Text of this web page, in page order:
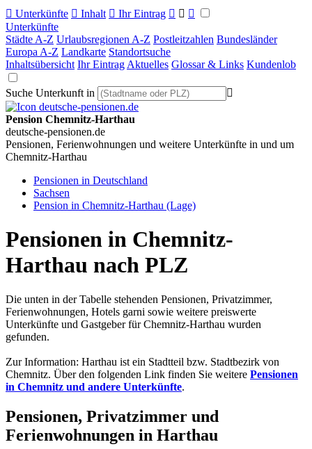
 Unterkünfte  Inhalt  Ihr Eintrag   
Unterkünfte
Städte A-Z Urlaubsregionen A-Z Postleitzahlen Bundesländer
Europa A-Z Landkarte Standortsuche
Inhaltsübersicht Ihr Eintrag Aktuelles Glossar & Links Kundenlob
Suche Unterkunft in 
Pension Chemnitz-Harthau
deutsche-pensionen.de
Pensionen, Ferienwohnungen und weitere Unterkünfte in und um
Chemnitz-Harthau
Pensionen in Deutschland
Sachsen
Pension in Chemnitz-Harthau (Lage)
Pensionen in Chemnitz-
Harthau nach PLZ
Die unten in der Tabelle stehenden Pensionen, Privatzimmer,
Ferienwohnungen, Hotels garni sowie weitere preiswerte
Unterkünfte und Gastgeber für Chemnitz-Harthau wurden
gefunden.
Zur Information: Harthau ist ein Stadtteil bzw. Stadtbezirk von
Chemnitz. Über den folgenden Link finden Sie weitere Pensionen
in Chemnitz und andere Unterkünfte.
Pensionen, Privatzimmer und
Ferienwohnungen in Harthau